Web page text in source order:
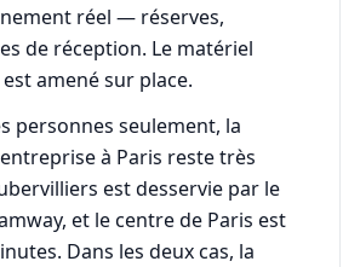
réel — réserves,
de réception. Le matériel
amené sur place.
personnes seulement, la
à Paris reste très
est desservie par le
et le centre de Paris est
Dans les deux cas, la